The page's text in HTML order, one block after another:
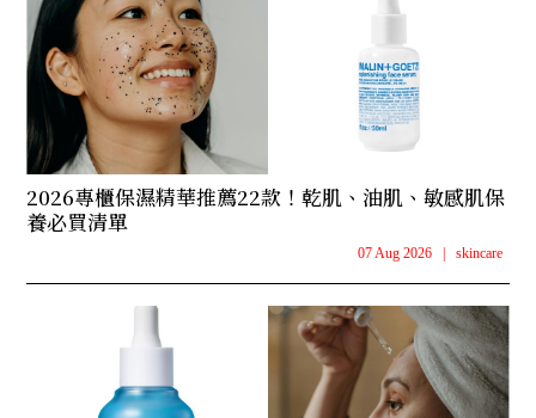
2026專櫃保濕精華推薦22款！乾肌、油肌、敏感肌保
養必買清單
07 Aug 2026 skincare